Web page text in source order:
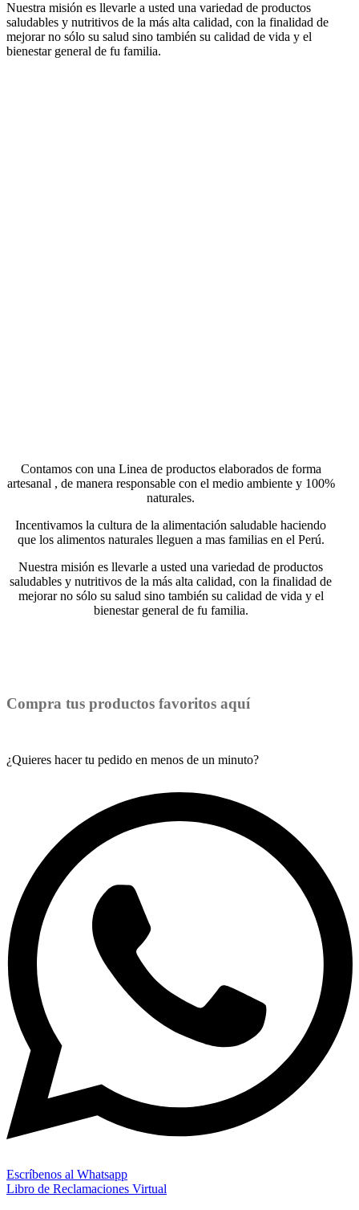
Nuestra misión es llevarle a usted una variedad de productos
saludables y nutritivos de la más alta calidad, con la finalidad de
mejorar no sólo su salud sino también su calidad de vida y el
bienestar general de fu familia.
Contamos con una Linea de productos elaborados de forma
artesanal , de manera responsable con el medio ambiente y 100%
naturales.
Incentivamos la cultura de la alimentación saludable haciendo
que los alimentos naturales lleguen a mas familias en el Perú.
Nuestra misión es llevarle a usted una variedad de productos
saludables y nutritivos de la más alta calidad, con la finalidad de
mejorar no sólo su salud sino también su calidad de vida y el
bienestar general de fu familia.
Compra tus productos favoritos aquí
¿Quieres hacer tu pedido en menos de un minuto?
Escríbenos al Whatsapp
Libro de Reclamaciones Virtual